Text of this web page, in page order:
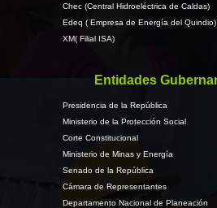
Chec (Central Hidroeléctrica de Caldas)
Edeq ( Empresa de Energía del Quindio)
XM( Filial ISA)
Entidades
Presidencia de la República
Ministerio de la Protección Social
Corte Constitucional
Ministerio de Minas y Energía
Senado de la República
Cámara de Representantes
Departamento Nacional de Planeación